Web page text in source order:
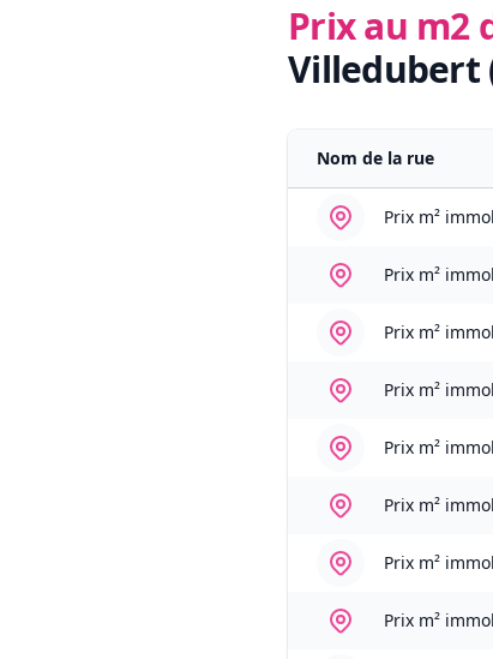
Prix au m2
Villedubert
Nom de la rue
Prix m²
Prix m²
Prix m²
Prix m²
Prix m²
Prix m²
Prix m²
Prix m²